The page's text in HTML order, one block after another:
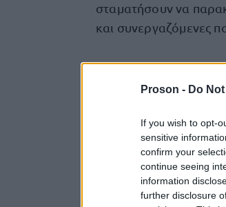
Proson - Do
If you wish to opt-
sensitive
confirm your
continue seeing
information
further disclosure
σταματήσουν να
και συνεργαζόμενες
επιβατών του
δυνάμεις!
Το πλοίο Madleen